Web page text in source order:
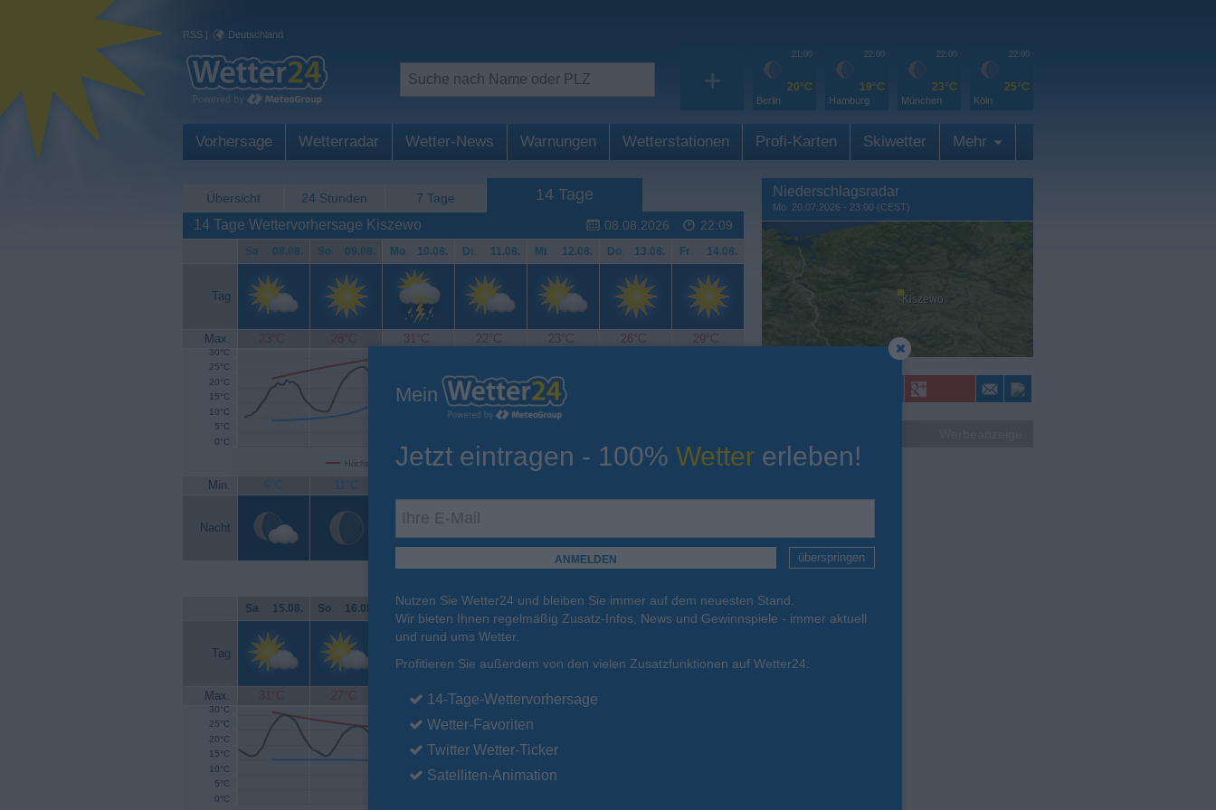
RSS | Deutschland
+
21:00
20°C
Berlin
22:00
19°C
Hamburg
22:00
23°C
München
22:00
25°C
Köln
Vorhersage Wetterradar Wetter-News Warnungen Wetterstationen Profi-Karten Skiwetter Mehr
Übersicht 24 Stunden 7 Tage 14 Tage
08.08.2026 22:09
14 Tage Wettervorhersage Kiszewo
Sa. 08.08. So. 09.08. Mo. 10.08. Di. 11.08. Mi. 12.08. Do. 13.08. Fr. 14.08.
Tag
Max. 23°C 28°C 31°C 22°C 23°C 26°C 29°C
Höchsttemperatur Tiefsttemperatur Aktuelle Temperatur
0°C
5°C
10°C
15°C
20°C
25°C
30°C
Min. 9°C 11°C
Nacht
Sa. 15.08. So. 16.08. Mo. 17.08. Di . 18.08. Mi. 19.08. Do. 20.08. Fr . 21.08.
Tag
Max. 31°C 27°C 25°C 23°C 23°C
0°C
5°C
10°C
15°C
20°C
25°C
30°C
Niederschlagsradar
Mo. 20.07.2026 - 23:00 (CEST)
Kiszewo
Mein
Jetzt eintragen - 100% Wetter erleben!
überspringen
Nutzen Sie Wetter24 und bleiben Sie immer auf dem neuesten Stand.
Wir bieten Ihnen regelmäßig Zusatz-Infos, News und Gewinnspiele - immer aktuell
und rund ums Wetter.
Profitieren Sie außerdem von den vielen Zusatzfunktionen auf Wetter24:
14-Tage-Wettervorhersage
Wetter-Favoriten
Twitter Wetter-Ticker
Satelliten-Animation